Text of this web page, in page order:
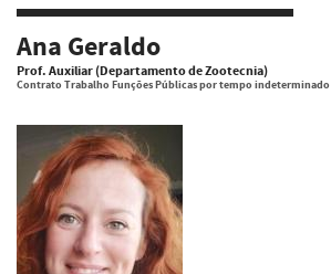
Ana Geraldo
Prof. Auxiliar (Departamento de Zootecnia)
Contrato Trabalho Funções Públicas por tempo indeterminado